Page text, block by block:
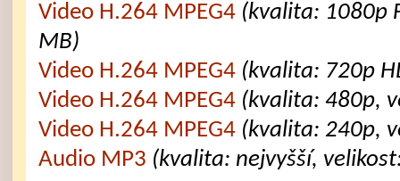
Video H.264 MPEG4 (kvalita: 1080p
MB)
Video H.264 MPEG4 (kvalita: 720p
Video H.264 MPEG4 (kvalita: 480p,
Video H.264 MPEG4 (kvalita: 240p,
Audio MP3 (kvalita: nejvyšší,